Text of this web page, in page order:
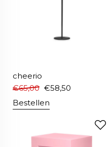
cheerio
€65,00 €58,50
Bestellen